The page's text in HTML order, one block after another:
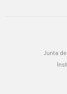
Junta